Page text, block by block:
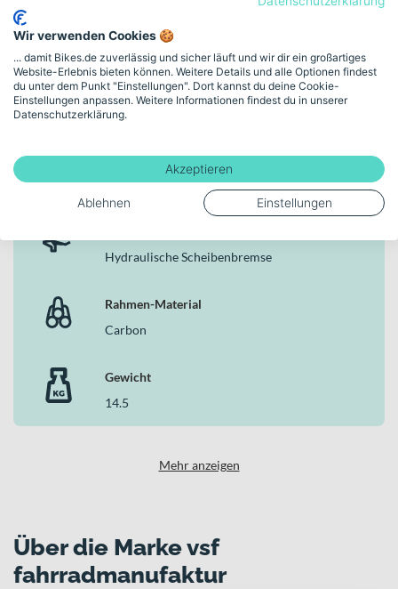
Deine Vorteile
Robuster Rahmen aus 25 CrMo 4, 2-fach konifiziert für
langlebigen Alltagsbetrieb
8-Gang Nabenschaltung mit KMC Z1 EPT Kette für
wartungsarme Funktion
Hydraulische SHIMANO Altus BR-MT200 Scheibenbremsen
Schwalbe Citizen Reifen 47 x 622 mit Reflexstreifen für Grip
und bessere Sichtbarkeit
Busch & Müller Lichtanlage mit 35 LUX und Standlicht vorne
Gepäck
Warum dieses Bike in der Kategorie Citybikes überzeugt
In der Kategorie der Citybikes punktet das T-100 mit durchdachter
urbanen Alltag. Die Kombination aus 8-Gang Nabenschaltung,
hydraulischen Scheibenbremsen, zuverlässiger Beleuchtung mit
Standlicht und stabilen 28 Zoll Laufrädern macht es zu einem
vielseitigen Begleiter, der Dich sicher und komfortabel durch die
ebony matt
Rahmenhöhe
57 cm | (28")
Schaltungstyp
Nabenschaltung
Hydraulische Scheibenbremse
Rahmen-Material
Carbon
Gewicht
14.5
Mehr anzeigen
Über die Marke vsf
fahrradmanufaktur
Wir verwenden Cookies 🍪
... damit Bikes.de zuverlässig und sicher läuft und wir dir ein großartiges
Website-Erlebnis bieten können. Weitere Details und alle Optionen findest
du unter dem Punkt "Einstellungen". Dort kannst du deine Cookie-
Einstellungen anpassen. Weitere Informationen findest du in unserer
Datenschutzerklärung.
Akzeptieren
Ablehnen Einstellungen